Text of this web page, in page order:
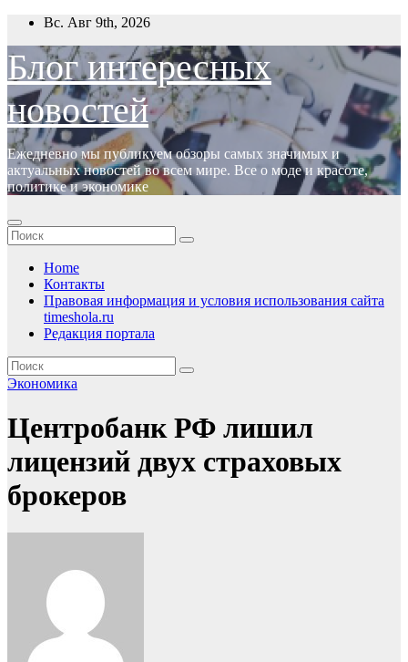
Перейти
содержимому
Вс. Авг 9th, 2026
Блог интересных
новостей
Ежедневно мы публикуем обзоры самых значимых и
актуальных новостей во всем мире. Все о моде и красоте,
политике и экономике
Home
Контакты
Правовая информация и условия использования сайта
timeshola.ru
Редакция портала
Экономика
Центробанк РФ лишил
лицензий двух страховых
брокеров